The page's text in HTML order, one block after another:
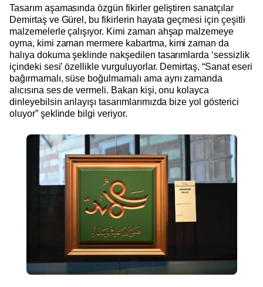
Tasarım aşamasında özgün fikirler geliştiren sanatçılar
Demirtaş ve Gürel, bu fikirlerin hayata geçmesi için çeşitli
malzemelerle çalışıyor. Kimi zaman ahşap malzemeye
oyma, kimi zaman mermere kabartma, kimi zaman da
halıya dokuma şeklinde nakşedilen tasarımlarda ‘sessizlik
içindeki sesi’ özellikle vurguluyorlar. Demirtaş, “Sanat eseri
bağırmamalı, süse boğulmamalı ama aynı zamanda
alıcısına ses de vermeli. Bakan kişi, onu kolayca
dinleyebilsin anlayışı tasarımlarımızda bize yol gösterici
oluyor” şeklinde bilgi veriyor.